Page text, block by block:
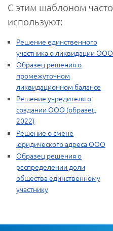
С этим шаблоном часто
используют:
Решение единственного
участника о ликвидации ООО
Образец решения о
промежуточном
ликвидационном балансе
Решение учредителя о
создании ООО (образец
2022)
Решение о смене
юридического адреса ООО
Образец решения о
распределении доли
общества единственному
участнику